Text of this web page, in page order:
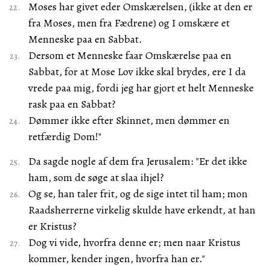
Moses har givet eder Omskærelsen, (ikke at den er
fra Moses, men fra Fædrene) og I omskære et
Menneske paa en Sabbat.
Dersom et Menneske faar Omskærelse paa en
Sabbat, for at Mose Lov ikke skal brydes, ere I da
vrede paa mig, fordi jeg har gjort et helt Menneske
rask paa en Sabbat?
Dømmer ikke efter Skinnet, men dømmer en
retfærdig Dom!"
Da sagde nogle af dem fra Jerusalem: "Er det ikke
ham, som de søge at slaa ihjel?
Og se, han taler frit, og de sige intet til ham; mon
Raadsherrerne virkelig skulde have erkendt, at han
er Kristus?
Dog vi vide, hvorfra denne er; men naar Kristus
kommer, kender ingen, hvorfra han er."